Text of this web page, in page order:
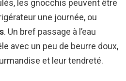
les gnocchis peuvent être
une journée, ou
. Un bref passage à l’eau
avec un peu de beurre doux,
et leur tendreté.